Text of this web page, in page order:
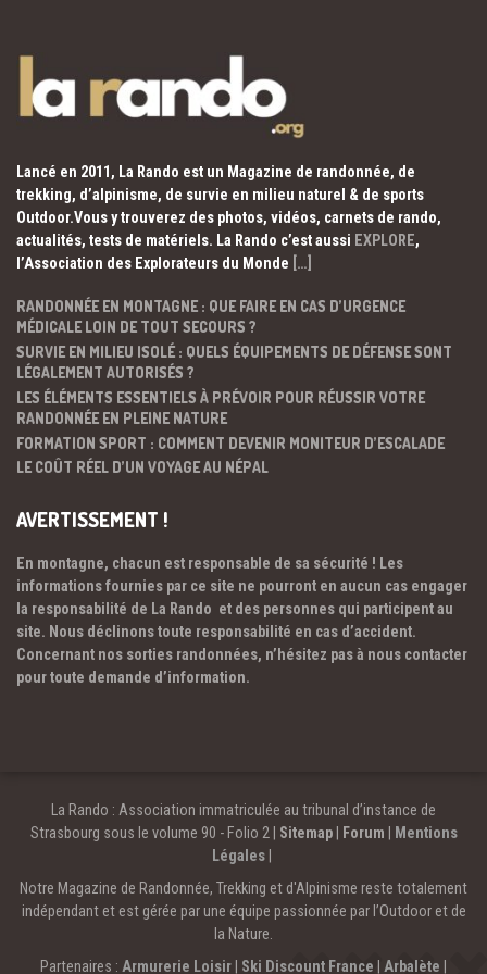
Lancé en 2011, La Rando est un Magazine de randonnée, de
trekking, d’alpinisme, de survie en milieu naturel & de sports
Outdoor.Vous y trouverez des photos, vidéos, carnets de rando,
actualités, tests de matériels. La Rando c’est aussi EXPLORE,
l’Association des Explorateurs du Monde […]
RANDONNÉE EN MONTAGNE : QUE FAIRE EN CAS D’URGENCE
MÉDICALE LOIN DE TOUT SECOURS ?
SURVIE EN MILIEU ISOLÉ : QUELS ÉQUIPEMENTS DE DÉFENSE SONT
LÉGALEMENT AUTORISÉS ?
LES ÉLÉMENTS ESSENTIELS À PRÉVOIR POUR RÉUSSIR VOTRE
RANDONNÉE EN PLEINE NATURE
FORMATION SPORT : COMMENT DEVENIR MONITEUR D’ESCALADE
LE COÛT RÉEL D’UN VOYAGE AU NÉPAL
AVERTISSEMENT !
En montagne, chacun est responsable de sa sécurité ! Les
informations fournies par ce site ne pourront en aucun cas engager
la responsabilité de La Rando et des personnes qui participent au
site. Nous déclinons toute responsabilité en cas d’accident.
Concernant nos sorties randonnées, n’hésitez pas à nous contacter
pour toute demande d’information.
La Rando : Association immatriculée au tribunal d’instance de
Strasbourg sous le volume 90 - Folio 2 | Sitemap| Forum
Mentions
Légales
Notre Magazine de Randonnée, Trekking et d'Alpinisme reste totalement
indépendant et est gérée par une équipe passionnée par l’Outdoor et de
la Nature.
Partenaires : Armurerie Loisir | Ski Discount France | Arbalète |